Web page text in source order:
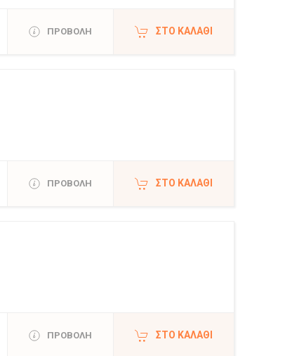
ΠΡΟΒΟΛΗ ΣΤΟ ΚΑΛΆΘΙ
ΠΡΟΒΟΛΗ ΣΤΟ ΚΑΛΆΘΙ
ΠΡΟΒΟΛΗ ΣΤΟ ΚΑΛΆΘΙ